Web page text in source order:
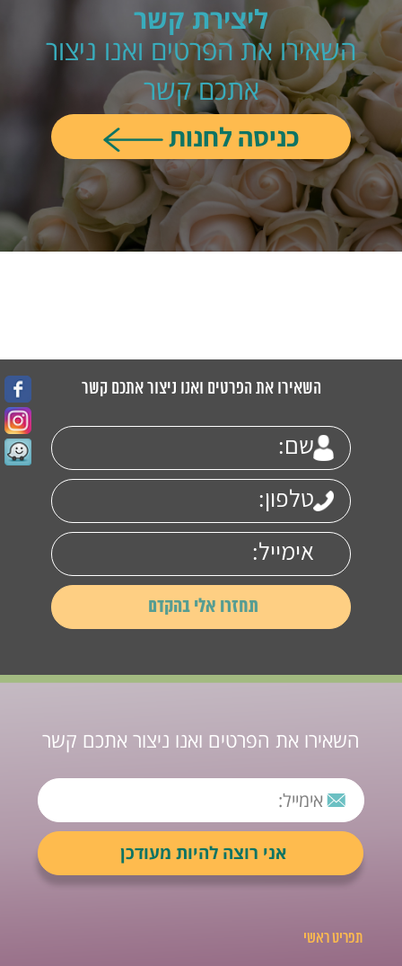
ליצירת קשר
השאירו את הפרטים ואנו ניצור
אתכם קשר
כניסה לחנות
השאירו את הפרטים ואנו ניצור אתכם קשר
השאירו את הפרטים ואנו ניצור אתכם קשר
תפריט ראשי